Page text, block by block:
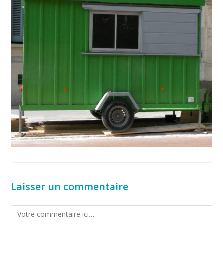
Laisser un commentaire